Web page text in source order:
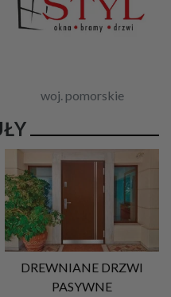
woj. pomorskie
DREWNIANE DRZWI
PASYWNE